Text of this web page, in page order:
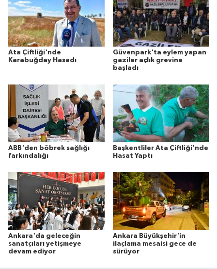
Ata Çiftliği'nde
Karabuğday Hasadı
Güvenpark'ta eylem yapan
gaziler açlık grevine
başladı
ABB'den böbrek sağlığı
farkındalığı
Başkentliler Ata Çiftliği'nde
Hasat Yaptı
Ankara'da geleceğin
sanatçıları yetişmeye
devam ediyor
Ankara Büyükşehir'in
ilaçlama mesaisi gece de
sürüyor